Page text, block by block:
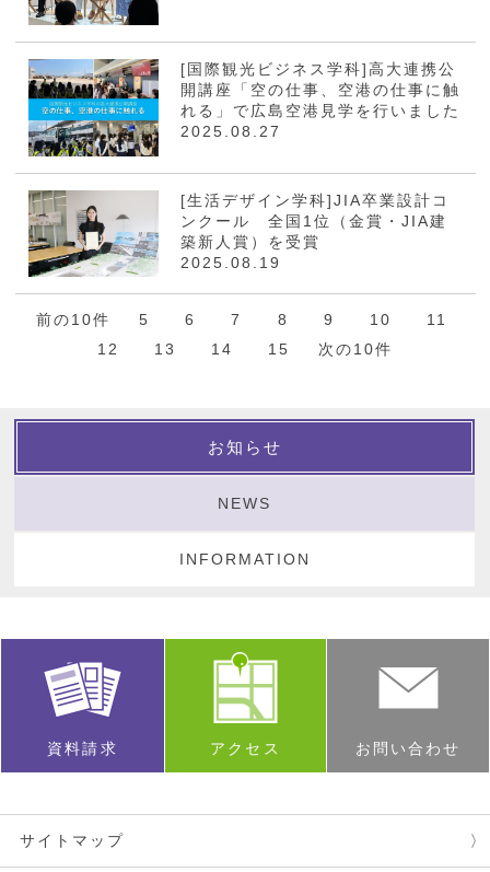
[国際観光ビジネス学科]高大連携公
開講座「空の仕事、空港の仕事に触
れる」で広島空港見学を行いました
2025.08.27
[生活デザイン学科]JIA卒業設計コ
ンクール 全国1位（金賞・JIA建
築新人賞）を受賞
2025.08.19
前の10件 5 6 7 8 9 10
11
12
13 14 15 次の10件
お知らせ
NEWS
INFORMATION
資料請求 アクセス お問い合わせ
サイトマップ